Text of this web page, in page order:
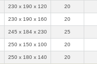
230 x 190 x 120 20
230 x 190 x 160 20
245 x 184 x 230 25
250 x 150 x 100 20
250 x 180 x 140 20